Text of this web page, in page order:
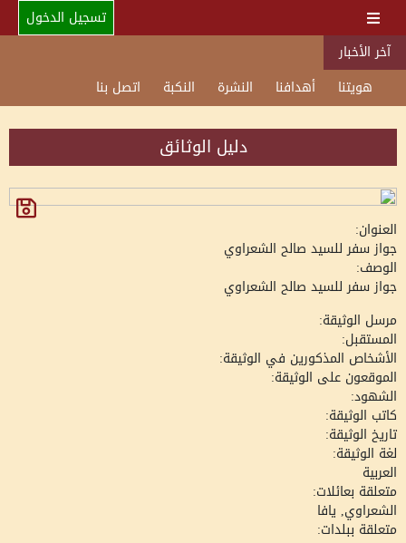
تسجيل الدخول
آخر الأخبار
هويتنا
أهدافنا النشرة النكبة اتصل بنا
دليل الوثائق
العنوان:
جواز سفر للسيد صالح الشعراوي
الوصف:
جواز سفر للسيد صالح الشعراوي
مرسل الوثيقة:
المستقبل:
الأشخاص المذكورين في الوثيقة:
الموقعون على الوثيقة:
الشهود:
كاتب الوثيقة:
تاريخ الوثيقة:
لغة الوثيقة:
العربية
متعلقة بعائلات:
الشعراوي, يافا
متعلقة ببلدات: